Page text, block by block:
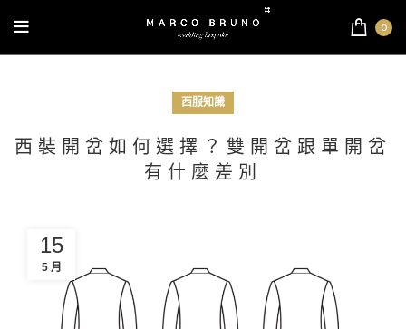
0
西服知識
西裝開岔如何選擇？雙開岔跟單開岔
有什麼差別
15
5 月